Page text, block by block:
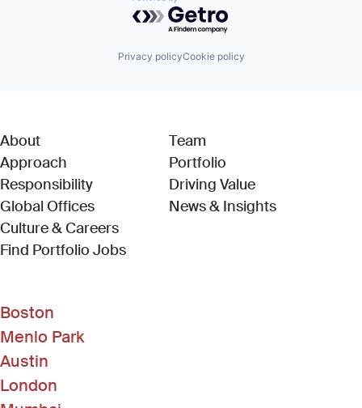
Privacy policyCookie policy
About
Approach
Responsibility
Global Offices
Culture & Careers
Find Portfolio Jobs(Link opens in new window)
Team
Portfolio
Driving Value
News & Insights
Boston
Menlo Park
Austin
London